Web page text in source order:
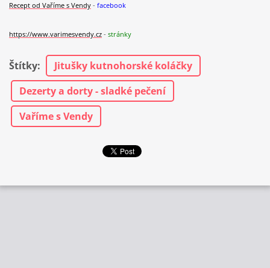
Recept od Vaříme s Vendy - facebook
https://www.varimesvendy.cz - stránky
Štítky:
Jitušky kutnohorské koláčky
Dezerty a dorty - sladké pečení
Vaříme s Vendy